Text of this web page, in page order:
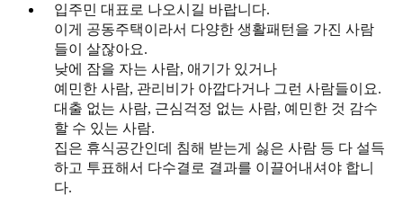
입주민 대표로 나오시길 바랍니다.
이게 공동주택이라서 다양한 생활패턴을 가진 사람
들이 살잖아요.
낮에 잠을 자는 사람, 애기가 있거나
예민한 사람, 관리비가 아깝다거나 그런 사람들이요.
대출 없는 사람, 근심걱정 없는 사람, 예민한 것 감수
할 수 있는 사람.
집은 휴식공간인데 침해 받는게 싫은 사람 등 다 설득
하고 투표해서 다수결로 결과를 이끌어내셔야 합니
다.